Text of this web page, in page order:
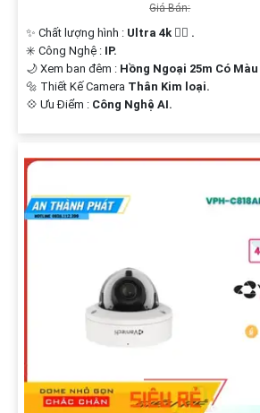
Giá Bán:
✨ Chất lượng hình : Ultra 4k 👍🏾 .
✳️ Công Nghệ : IP.
🌙 Xem ban đêm : Hồng Ngoại 25m Có
🔩 Thiết Kế Camera Thân Kim loại.
️💠 Ưu Điểm : Công Nghệ AI.